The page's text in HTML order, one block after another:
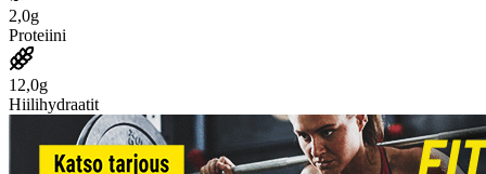
2,0g
Proteiini
12,0g
Hiilihydraatit